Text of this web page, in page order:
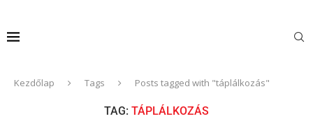
Kezdőlap Tags Posts tagged with "táplálkozás"
TAG: TÁPLÁLKOZÁS